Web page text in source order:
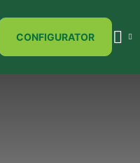
CONFIGURATOR